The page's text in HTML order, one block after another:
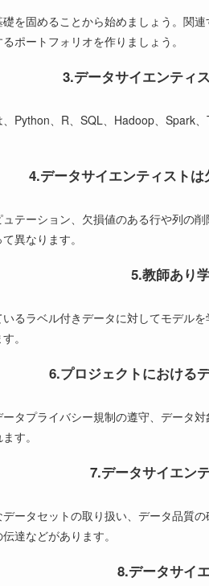
を固めることから始めましょう。関
ポートフォリオを作りましょう。
3.データサイエンティ
Python、R、SQL、Hadoop、Spark
4.データサイエンティスト
テーション、欠損値のある行や列の
異なります。
5.教師あり
るラベル付きデータに対してモデル
。
6.プロジェクトにおける
タプライバシー規制の遵守、データ
す。
7.データサイエン
ータセットの取り扱い、データ品質
達などがあります。
8.データサイ